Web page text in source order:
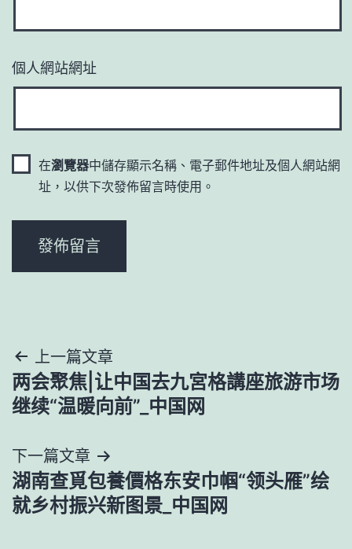
個人網站網址
在瀏覽器中儲存顯示名稱、電子郵件地址及個人網站網
址，以供下次發佈留言時使用。
文
章
覽
上一篇文章
两会聚焦|让中国去九宮格講座旅游市场
继续“温暖向前”_中国网
下一篇文章
湖南查覓包養價格东安巾帼“领头雁”绘
就乡村振兴新图景_中国网